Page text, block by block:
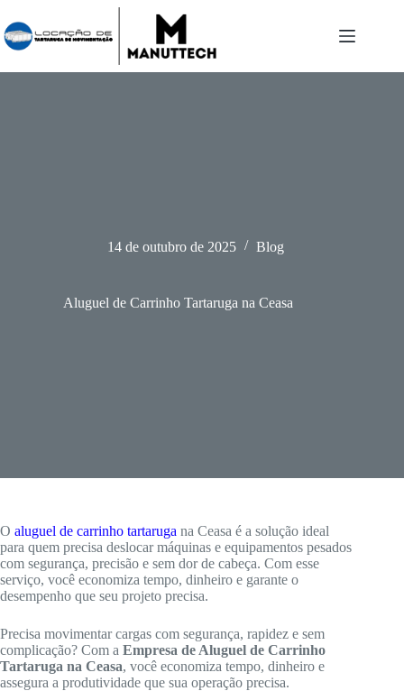
para
o
conteúdo
14 de outubro de 2025 Blog
Aluguel de Carrinho Tartaruga na Ceasa
O aluguel de carrinho tartaruga na Ceasa é a solução ideal
para quem precisa deslocar máquinas e equipamentos pesados
com segurança, precisão e sem dor de cabeça. Com esse
serviço, você economiza tempo, dinheiro e garante o
desempenho que seu projeto precisa.
Precisa movimentar cargas com segurança, rapidez e sem
complicação? Com a Empresa de Aluguel de Carrinho
Tartaruga na Ceasa, você economiza tempo, dinheiro e
assegura a produtividade que sua operação precisa.